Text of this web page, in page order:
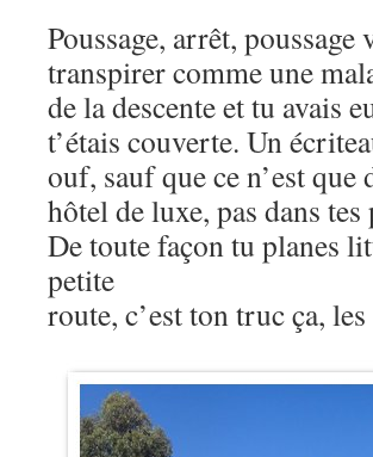
Poussage, arrêt,
transpirer comme une
de la descente et tu avais
t’étais couverte. Un
ouf, sauf que ce n’est
hôtel de luxe, pas dans
De toute façon tu planes
petite
route, c’est ton truc ça,